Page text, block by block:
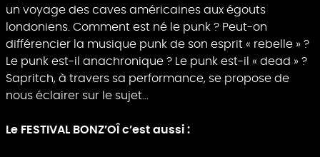
un voyage des caves américaines aux égouts
londoniens. Comment est né le punk ? Peut-on
différencier la musique punk de son esprit « rebelle » ?
Le punk est-il anachronique ? Le punk est-il « dead » ?
Sapritch, à travers sa performance, se propose de
nous éclairer sur le sujet...
Le FESTIVAL BONZ’OÎ c’est aussi :